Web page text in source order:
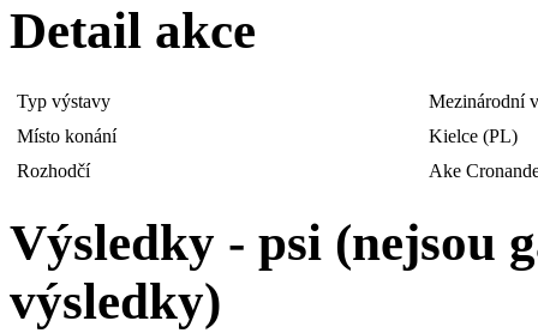
Detail akce
Typ výstavy
Mezinárodní
Místo konání
Kielce (PL)
Rozhodčí
Ake
Výsledky - psi (nejsou
výsledky)